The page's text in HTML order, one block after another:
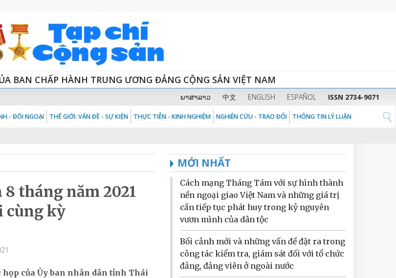
BAN CHẤP HÀNH TRUNG ƯƠNG ĐẢNG CỘNG SẢN VIỆT NAM
ພາສາລາວ 中文 ENGLISH ESPAÑOL ISSN 2734-9071
- ĐỐI NGOẠI THẾ GIỚI: VẤN ĐỀ - SỰ KIỆN THỰC TIỄN - KINH NGHIỆM NGHIÊN CỨU - TRAO ĐỔI THÔNG TIN LÝ LUẬN
tháng năm 2021
cùng kỳ
họp của Ủy ban nhân dân tỉnh Thái
MỚI NHẤT
Cách mạng Tháng Tám với sự hình thành
nền ngoại giao Việt Nam và những giá trị
cần tiếp tục phát huy trong kỷ nguyên
vươn mình của dân tộc
Bối cảnh mới và những vấn đề đặt ra trong
công tác kiểm tra, giám sát đối với tổ chức
đảng, đảng viên ở ngoài nước